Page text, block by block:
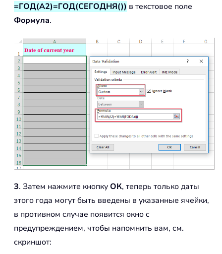
=ГОД(A2)=ГОД(СЕГОДНЯ()) в текстовое поле
Формула.
3. Затем нажмите кнопкуОК, теперь только даты
этого года могут быть введены в указанные ячейки,
в противном случае появится окно с
предупреждением, чтобы напомнить вам, см.
скриншот: